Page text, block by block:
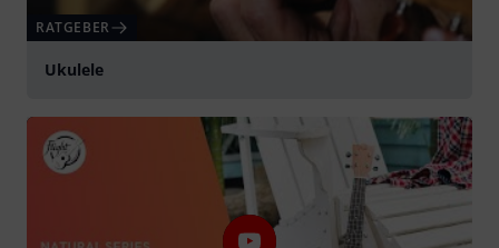
RATGEBER
Ukulele